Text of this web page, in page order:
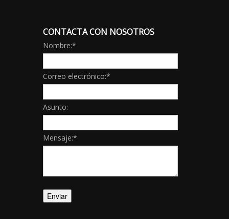
CONTACTA CON NOSOTROS
Nombre:*
Correo electrónico:*
Asunto:
Mensaje:*